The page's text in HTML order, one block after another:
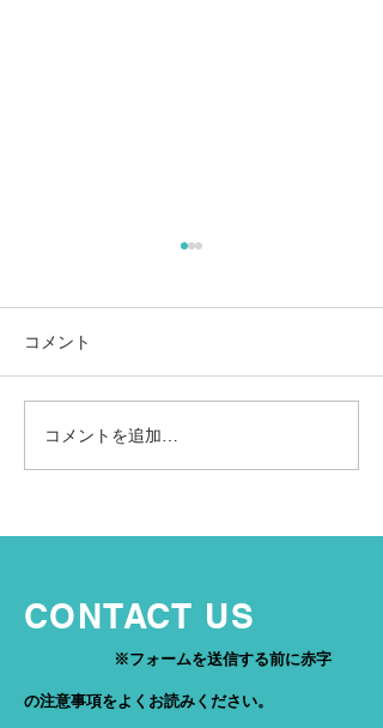
永住権の申請についてのカウ
ミリークラスの申請、ビジタ
ーレコード延長などのサービ
いただき、小さな質問にも迅
カナダでの移民制度が色々と
変化していること、細かい審
査があること…など、たくさ
中一人で書類を用意すること
コメント
コメントを追加…
CONTACT US
※フォームを送信する前に赤字
の注意事項をよく お読みください。